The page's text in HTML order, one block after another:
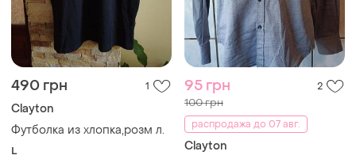
490 грн 1
Clayton
Футболка из хлопка,розм л.
L
95 грн 2
100 грн
распродажа до 07 авг.
Clayton